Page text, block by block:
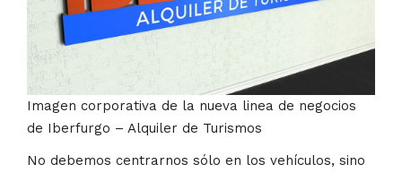
Imagen corporativa de la nueva linea de negocios
de Iberfurgo – Alquiler de Turismos
No debemos centrarnos sólo en los vehículos, sino